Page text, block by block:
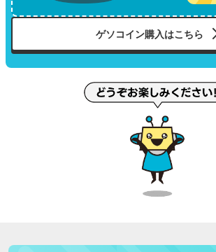
ゲソコイン購入はこちら